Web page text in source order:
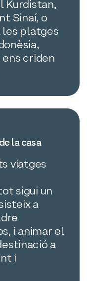
Kurdistan,
Sinaí, o
platges
criden
la casa
viatges
sigui un
a
i animar el
a
i